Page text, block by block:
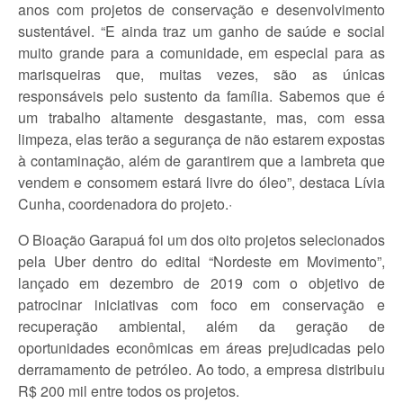
anos com projetos de conservação e desenvolvimento
sustentável. “E ainda traz um ganho de saúde e social
muito grande para a comunidade, em especial para as
marisqueiras que, muitas vezes, são as únicas
responsáveis pelo sustento da família. Sabemos que é
um trabalho altamente desgastante, mas, com essa
limpeza, elas terão a segurança de não estarem expostas
à contaminação, além de garantirem que a lambreta que
vendem e consomem estará livre do óleo”, destaca Lívia
Cunha, coordenadora do projeto.·
O Bioação Garapuá foi um dos oito projetos selecionados
pela Uber dentro do edital “Nordeste em Movimento”,
lançado em dezembro de 2019 com o objetivo de
patrocinar iniciativas com foco em conservação e
recuperação ambiental, além da geração de
oportunidades econômicas em áreas prejudicadas pelo
derramamento de petróleo. Ao todo, a empresa distribuiu
R$ 200 mil entre todos os projetos.